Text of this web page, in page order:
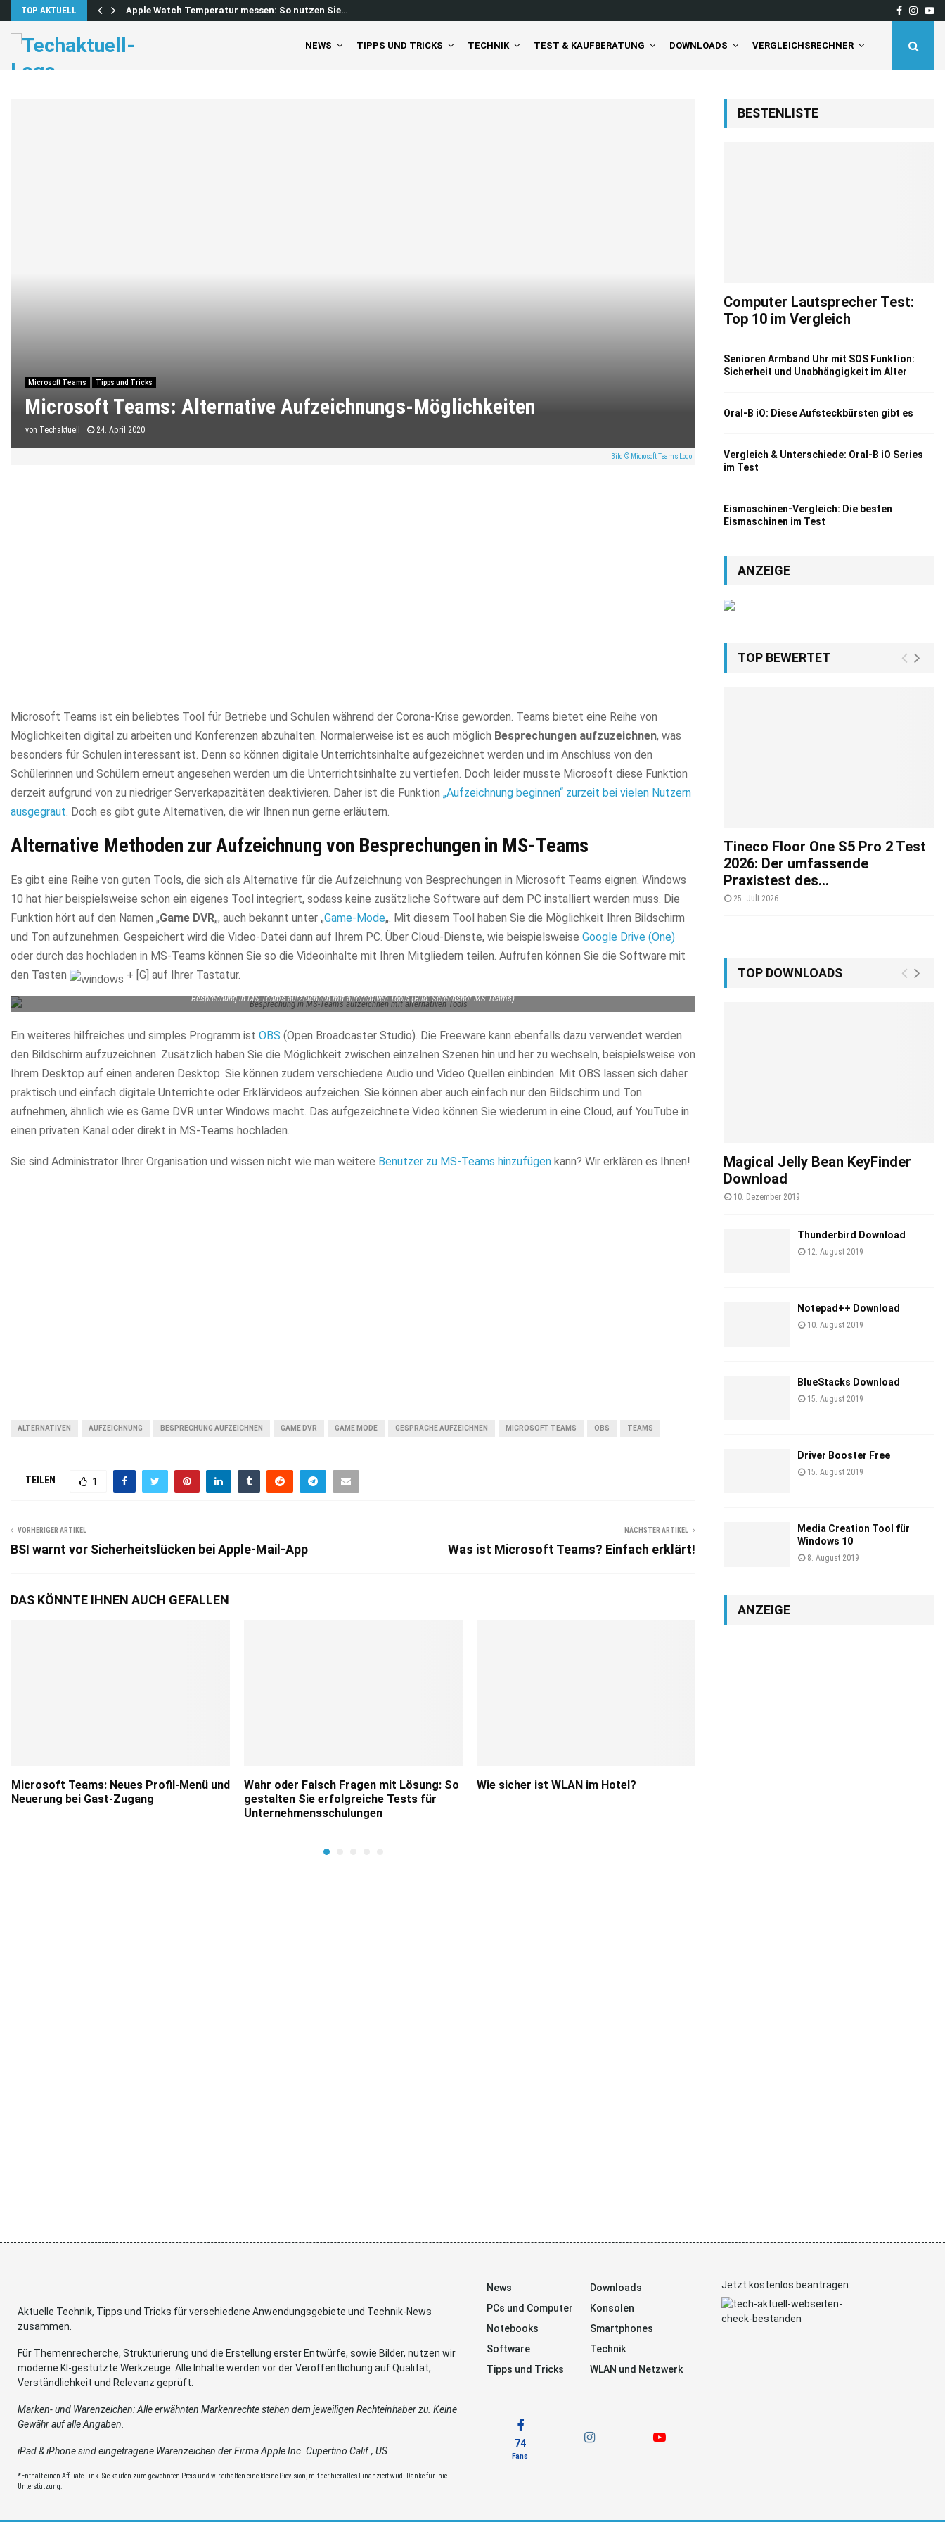
TOP AKTUELL Apple Watch Temperatur messen: So nutzen Sie… Tineco Floor One S5 Pro
Facebook
NEWS TIPPS UND TRICKS TECHNIK TEST & KAUFBERATUNG DOWNLOADS VERGLEICHSRECHNER
Microsoft Teams Tipps und Tricks
Microsoft Teams: Alternative Aufzeichnungs-Möglichkeiten
von Techaktuell 24. April 2020
Bild © Microsoft Teams Logo
Microsoft Teams ist ein beliebtes Tool für Betriebe und Schulen während der Corona-Krise geworden. Teams bietet eine Reihe von
Möglichkeiten digital zu arbeiten und Konferenzen abzuhalten. Normalerweise ist es auch möglich Besprechungen aufzuzeichnen, was
besonders für Schulen interessant ist. Denn so können digitale Unterrichtsinhalte aufgezeichnet werden und im Anschluss von den
Schülerinnen und Schülern erneut angesehen werden um die Unterrichtsinhalte zu vertiefen. Doch leider musste Microsoft diese Funktion
derzeit aufgrund von zu niedriger Serverkapazitäten deaktivieren. Daher ist die Funktion „Aufzeichnung beginnen“ zurzeit bei vielen Nutzern
ausgegraut . Doch es gibt gute Alternativen, die wir Ihnen nun gerne erläutern.
Alternative Methoden zur Aufzeichnung von Besprechungen in MS-Teams
Es gibt eine Reihe von guten Tools, die sich als Alternative für die Aufzeichnung von Besprechungen in Microsoft Teams eignen. Windows
10 hat hier beispielsweise schon ein eigenes Tool integriert, sodass keine zusätzliche Software auf dem PC installiert werden muss. Die
Funktion hört auf den Namen „Game DVR„, auch bekannt unter „Game-Mode„. Mit diesem Tool haben Sie die Möglichkeit Ihren Bildschirm
und Ton aufzunehmen. Gespeichert wird die Video-Datei dann auf Ihrem PC. Über Cloud-Dienste, wie beispielsweise Google Drive (One)
oder durch das hochladen in MS-Teams können Sie so die Videoinhalte mit Ihren Mitgliedern teilen. Aufrufen können Sie die Software mit
den Tasten
+ [G] auf Ihrer Tastatur.
Besprechung in MS-Teams aufzeichnen mit alternativen Tools (Bild: Screenshot MS-Teams)
Ein weiteres hilfreiches und simples Programm ist OBS (Open Broadcaster Studio). Die Freeware kann ebenfalls dazu verwendet werden
den Bildschirm aufzuzeichnen. Zusätzlich haben Sie die Möglichkeit zwischen einzelnen Szenen hin und her zu wechseln, beispielsweise von
Ihrem Desktop auf einen anderen Desktop. Sie können zudem verschiedene Audio und Video Quellen einbinden. Mit OBS lassen sich daher
praktisch und einfach digitale Unterrichte oder Erklärvideos aufzeichen. Sie können aber auch einfach nur den Bildschirm und Ton
aufnehmen, ähnlich wie es Game DVR unter Windows macht. Das aufgezeichnete Video können Sie wiederum in eine Cloud, auf YouTube in
einen privaten Kanal oder direkt in MS-Teams hochladen.
Sie sind Administrator Ihrer Organisation und wissen nicht wie man weitere Benutzer zu MS-Teams hinzufügen kann? Wir erklären es Ihnen!
ALTERNATIVEN AUFZEICHNUNG BESPRECHUNG AUFZEICHNEN GAME DVR GAME MODE GESPRÄCHE AUFZEICHNEN MICROSOFT TEAMS OBS TEAMS
TEILEN 1
VORHERIGER ARTIKEL
BSI warnt vor Sicherheitslücken bei Apple-Mail-App
NÄCHSTER ARTIKEL
Was ist Microsoft Teams? Einfach erklärt!
DAS KÖNNTE IHNEN AUCH GEFALLEN
Microsoft Teams: Neues Profil-Menü und
Neuerung bei Gast-Zugang
Wahr oder Falsch Fragen mit Lösung: So
gestalten Sie erfolgreiche Tests für
Unternehmensschulungen
Wie sicher ist WLAN im Hotel?
BESTENLISTE
Computer Lautsprecher Test:
Top 10 im Vergleich
Senioren Armband Uhr mit SOS Funktion:
Sicherheit und Unabhängigkeit im Alter
Oral-B iO: Diese Aufsteckbürsten gibt es
Vergleich & Unterschiede: Oral-B iO Series
im Test
Eismaschinen-Vergleich: Die besten
Eismaschinen im Test
ANZEIGE
TOP BEWERTET
Tineco Floor One S5 Pro 2 Test
2026: Der umfassende
Praxistest des...
25. Juli 2026
TOP DOWNLOADS
Magical Jelly Bean KeyFinder
Download
10. Dezember 2019
Thunderbird Download
12. August 2019
Notepad++ Download
10. August 2019
BlueStacks Download
15. August 2019
Driver Booster Free
15. August 2019
Media Creation Tool für
Windows 10
8. August 2019
ANZEIGE
Aktuelle Technik, Tipps und Tricks für verschiedene Anwendungsgebiete und Technik-News
zusammen.
Für Themenrecherche, Strukturierung und die Erstellung erster Entwürfe, sowie Bilder, nutzen wir
moderne KI-gestützte Werkzeuge. Alle Inhalte werden vor der Veröffentlichung auf Qualität,
Verständlichkeit und Relevanz geprüft.
Marken- und Warenzeichen: Alle erwähnten Markenrechte stehen dem jeweiligen Rechteinhaber zu. Keine
Gewähr auf alle Angaben.
iPad & iPhone sind eingetragene Warenzeichen der Firma Apple Inc. Cupertino Calif., US
*Enthält einen Affiliate-Link. Sie kaufen zum gewohnten Preis und wir erhalten eine kleine Provision, mit der hier alles Finanziert wird. Danke für Ihre
Unterstützung.
News
Downloads
PCs und Computer
Konsolen
Notebooks
Smartphones
Software
Technik
Tipps und Tricks
WLAN und Netzwerk
74
Fans
Jetzt kostenlos beantragen: